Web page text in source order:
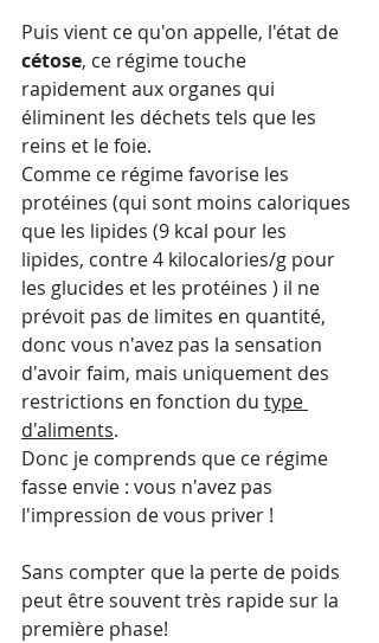
Puis vient ce qu'on appelle, l'état de
cétose, ce régime touche
rapidement aux organes qui
éliminent les déchets tels que les
reins et le foie.
Comme ce régime favorise les
protéines (qui sont moins caloriques
que les lipides (9 kcal pour les
lipides, contre 4 kilocalories/g pour
les glucides et les protéines ) il ne
prévoit pas de limites en quantité,
donc vous n'avez pas la sensation
d'avoir faim, mais uniquement des
restrictions en fonction du type
d'aliments.
Donc je comprends que ce régime
fasse envie : vous n'avez pas
l'impression de vous priver !
Sans compter que la perte de poids
peut être souvent très rapide sur la
première phase!